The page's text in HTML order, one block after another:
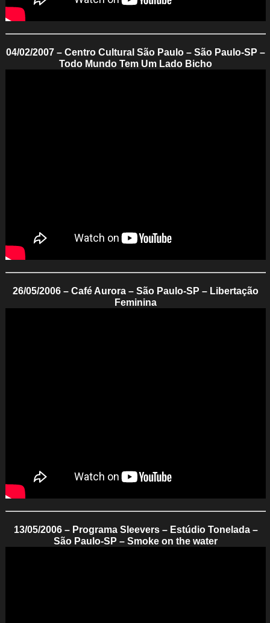
04/02/2007 – Centro Cultural São Paulo – São Paulo-SP –
Todo Mundo Tem Um Lado Bicho
26/05/2006 – Café Aurora – São Paulo-SP – Libertação
Feminina
13/05/2006 – Programa Sleevers – Estúdio Tonelada –
São Paulo-SP – Smoke on the water